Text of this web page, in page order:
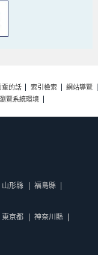
輩的話 索引檢索
網站導覽
覽系統環境
山形縣 福島縣
東京都
神奈川縣